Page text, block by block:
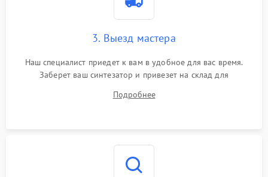
3. Выезд мастера
Наш специалист приедет к вам в удобное для вас время.
Заберет ваш синтезатор и привезет на склад для
Подробнее